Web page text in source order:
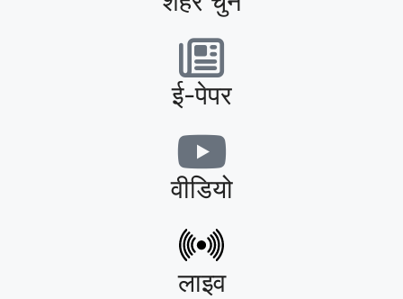
ई-पेपर
वीडियो
लाइव